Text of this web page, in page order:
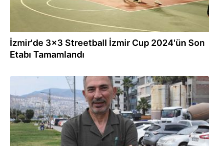
İzmir'de 3x3 Streetball İzmir Cup 2024'ün Son
Etabı Tamamlandı
13.07.2024